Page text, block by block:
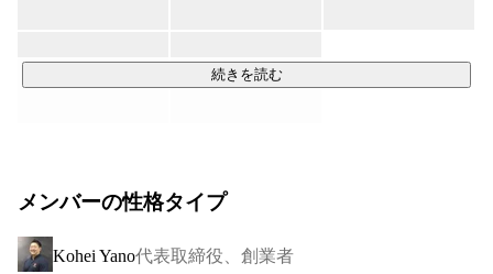
街ごとのタイムラインがあり、70以上の自治体と連携するユ
ニークなポジショニングで、日々ご活用いただいています。
地域コミュニティアプリ「ピアッザ」には、「おしえて」
続きを読む
メンバーの性格タイプ
Kohei Yano代表取締役、創業者